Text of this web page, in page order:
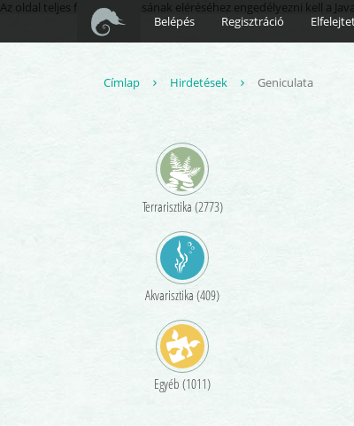
Az oldal teljes funkcionalitásának eléréséhez engedélyezni kell a
Belépés
Regisztráció
Címlap Hirdetések Geniculata
Terrarisztika (2773)
Akvarisztika (409)
Egyéb (1011)